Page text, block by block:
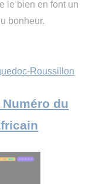
le bien en font un
bonheur.
Roussillon
du